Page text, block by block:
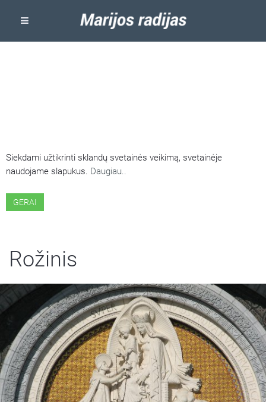
Siekdami užtikrinti sklandų svetainės veikimą, svetainėje
naudojame slapukus. Daugiau..
GERAI
Rožinis